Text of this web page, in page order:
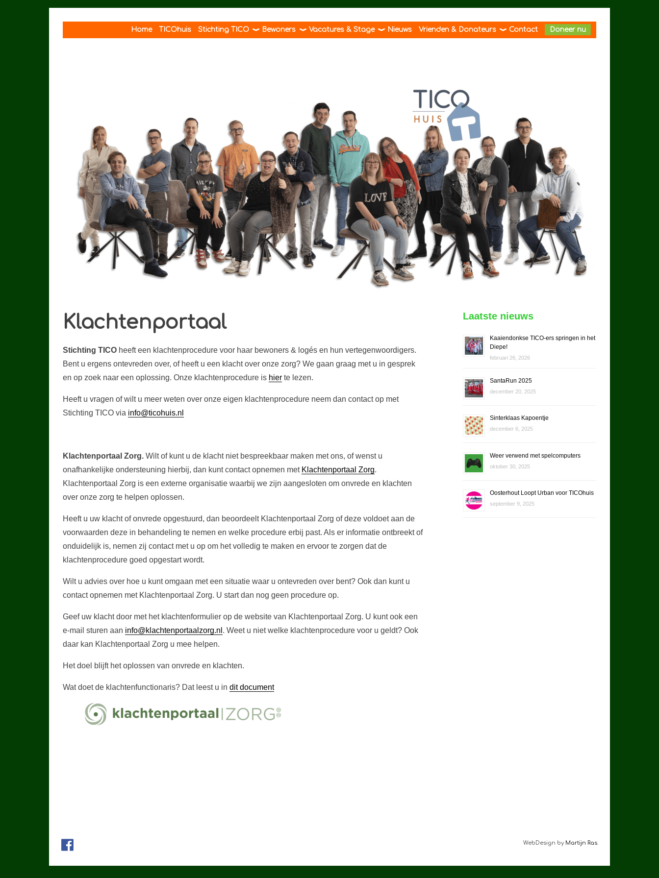
Home TICOhuis Stichting TICO Bewoners Vacatures & Stage Nieuws Vrienden & Donateurs Contact Doneer nu
Klachtenportaal
Stichting TICO heeft een klachtenprocedure voor haar bewoners & logés en hun vertegenwoordigers.
Bent u ergens ontevreden over, of heeft u een klacht over onze zorg? We gaan graag met u in gesprek
en op zoek naar een oplossing. Onze klachtenprocedure is hier te lezen.
Heeft u vragen of wilt u meer weten over onze eigen klachtenprocedure neem dan contact op met
Stichting TICO via info@ticohuis.nl
Klachtenportaal Zorg. Wilt of kunt u de klacht niet bespreekbaar maken met ons, of wenst u
onafhankelijke ondersteuning hierbij, dan kunt contact opnemen met Klachtenportaal Zorg.
Klachtenportaal Zorg is een externe organisatie waarbij we zijn aangesloten om onvrede en klachten
over onze zorg te helpen oplossen.
Heeft u uw klacht of onvrede opgestuurd, dan beoordeelt Klachtenportaal Zorg of deze voldoet aan de
voorwaarden deze in behandeling te nemen en welke procedure erbij past. Als er informatie ontbreekt of
onduidelijk is, nemen zij contact met u op om het volledig te maken en ervoor te zorgen dat de
klachtenprocedure goed opgestart wordt.
Wilt u advies over hoe u kunt omgaan met een situatie waar u ontevreden over bent? Ook dan kunt u
contact opnemen met Klachtenportaal Zorg. U start dan nog geen procedure op.
Geef uw klacht door met het klachtenformulier op de website van Klachtenportaal Zorg. U kunt ook een
e-mail sturen aan info@klachtenportaalzorg.nl . Weet u niet welke klachtenprocedure voor u geldt? Ook
daar kan Klachtenportaal Zorg u mee helpen.
Het doel blijft het oplossen van onvrede en klachten.
Wat doet de klachtenfunctionaris? Dat leest u in dit document
Laatste nieuws
Kaaiendonkse TICO-ers springen in het
Diepe!
februari 26, 2026
SantaRun 2025
december 20, 2025
Sinterklaas Kapoentje
december 6, 2025
Weer verwend met spelcomputers
oktober 30, 2025
Oosterhout Loopt Urban voor TICOhuis
september 9, 2025
WebDesign by Martijn Ras.